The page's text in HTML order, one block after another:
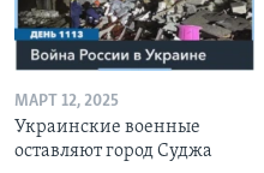
МАРТ 12, 2025
Украинские военные
оставляют город Суджа